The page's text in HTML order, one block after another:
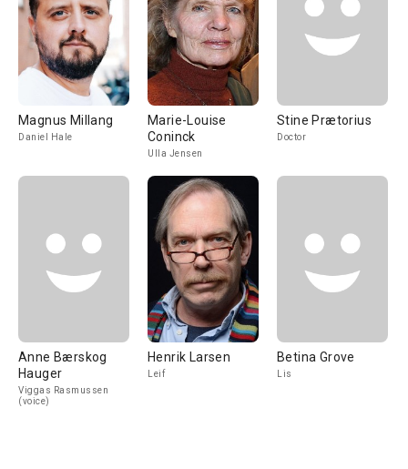
Magnus Millang
Daniel Hale
Marie-Louise
Coninck
Ulla Jensen
Stine Prætorius
Doctor
Anne Bærskog
Hauger
Viggas Rasmussen
(voice)
Henrik Larsen
Leif
Betina Grove
Lis